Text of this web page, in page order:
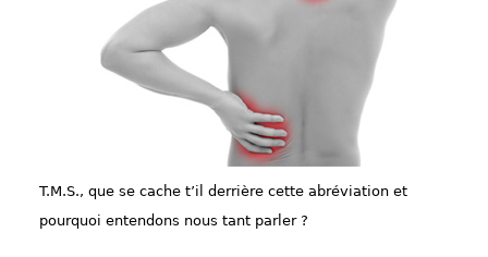
T.M.S., que se cache t’il derrière cette abréviation et
pourquoi entendons nous tant parler ?